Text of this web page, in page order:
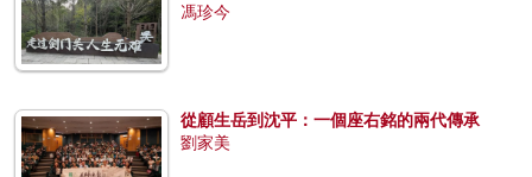
馮珍今
從顧生岳到沈平：一個座右銘的兩代傳承
劉家美